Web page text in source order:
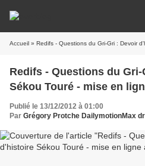
Accueil » Redifs - Questions du Gri-Gri : Devoir
Redifs - Questions du
Sékou Touré - mise en
Publié le 13/12/2012 à 01:00
Par Grégory Protche DailymotionMax